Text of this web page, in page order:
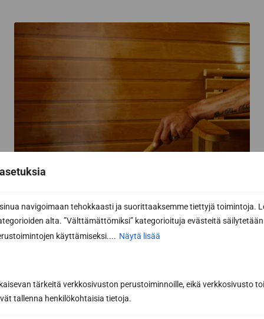
navigoimaan tehokkaasti ja suorittaaksemme tiettyjä toimintoja.
alta. ”Välttämättömiksi” kategorioituja evästeitä säilytetään
käyttämiseksi.... Näytä lisää
tärkeitä verkkosivuston perustoiminnoille, eikä verkkosivusto
tallenna henkilökohtaisia tietoja.